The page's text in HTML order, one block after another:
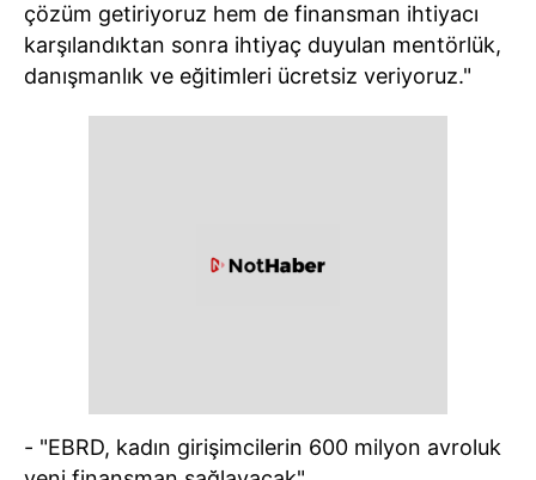
çözüm getiriyoruz hem de finansman ihtiyacı
karşılandıktan sonra ihtiyaç duyulan mentörlük,
danışmanlık ve eğitimleri ücretsiz veriyoruz."
- "EBRD, kadın girişimcilerin 600 milyon avroluk